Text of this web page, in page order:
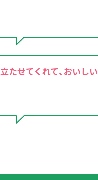
たせてくれて、おいしい